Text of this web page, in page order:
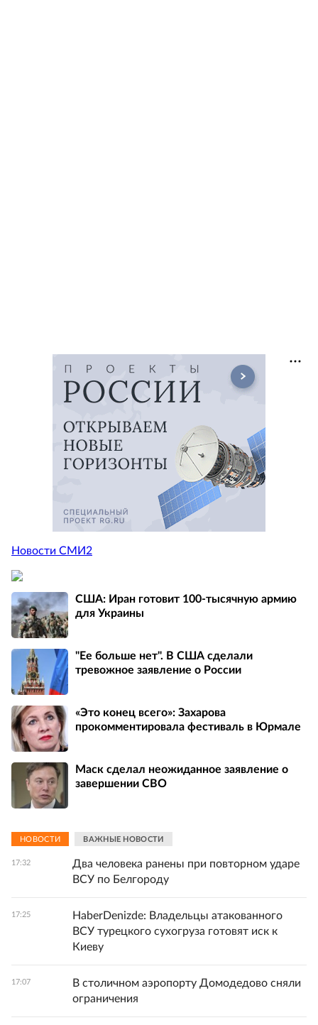
Новости СМИ2
США: Иран готовит 100-тысячную армию
для Украины
"Ее больше нет". В США сделали
тревожное заявление о России
«Это конец всего»: Захарова
прокомментировала фестиваль в Юрмале
Маск сделал неожиданное заявление о
завершении СВО
НОВОСТИ ВАЖНЫЕ НОВОСТИ
17:32
Два человека ранены при повторном ударе
ВСУ по Белгороду
17:25
HaberDenizde: Владельцы атакованного
ВСУ турецкого сухогруза готовят иск к
Киеву
17:07
В столичном аэропорту Домодедово сняли
ограничения